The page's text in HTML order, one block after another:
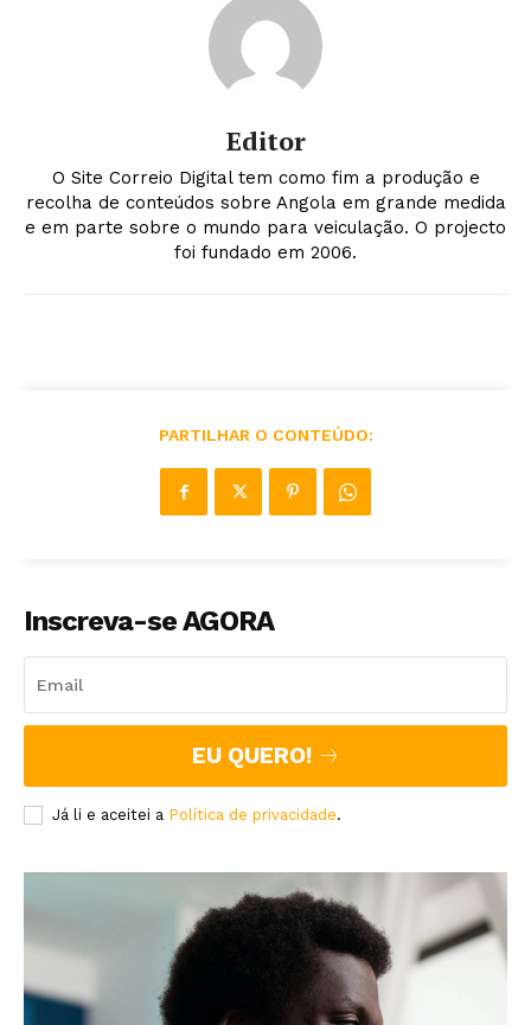
Editor
O Site Correio Digital tem como fim a produção e
recolha de conteúdos sobre Angola em grande medida
e em parte sobre o mundo para veiculação. O projecto
foi fundado em 2006.
PARTILHAR O CONTEÚDO:
Inscreva-se AGORA
EU QUERO!
Já li e aceitei a Política de privacidade.